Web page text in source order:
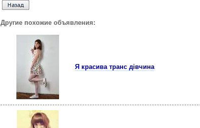
Другие похожие объявления:
Я красива транс дівчина